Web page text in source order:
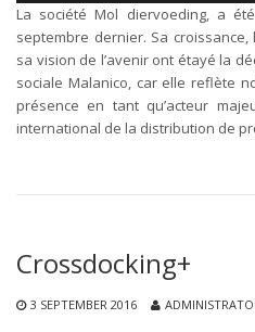
La société Mol diervoeding, a
septembre dernier. Sa
sa vision de l’avenir ont étayé la
sociale Malanico, car elle reflète
présence en tant qu’acteur
international de la distribution de
Crossdocking+
3 SEPTEMBER 2016